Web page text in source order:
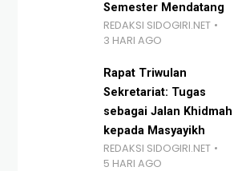
Semester Mendatang
REDAKSI SIDOGIRI.NET
3 HARI AGO
Rapat Triwulan
Sekretariat: Tugas
sebagai Jalan Khidmah
kepada Masyayikh
REDAKSI SIDOGIRI.NET
5 HARI AGO